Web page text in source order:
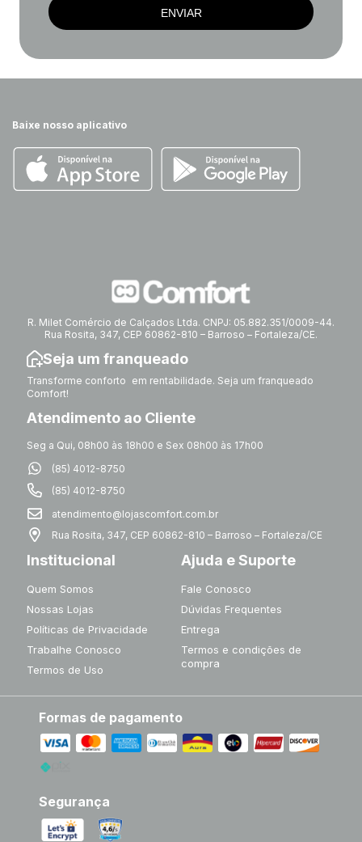
ENVIAR
Baixe nosso aplicativo
R. Milet Comércio de Calçados Ltda. CNPJ: 05.882.351/0009-44.
Rua Rosita, 347, CEP 60862-810 – Barroso – Fortaleza/CE.
Seja um franqueado
Transforme conforto em rentabilidade. Seja um franqueado
Comfort!
Atendimento ao Cliente
Seg a Qui, 08h00 às 18h00 e Sex 08h00 às 17h00
(85) 4012-8750
(85) 4012-8750
atendimento@lojascomfort.com.br
Rua Rosita, 347, CEP 60862-810 – Barroso – Fortaleza/CE
Institucional
Quem Somos
Nossas Lojas
Políticas de Privacidade
Trabalhe Conosco
Termos de Uso
Ajuda e Suporte
Fale Conosco
Dúvidas Frequentes
Entrega
Termos e condições de
compra
Formas de pagamento
Segurança